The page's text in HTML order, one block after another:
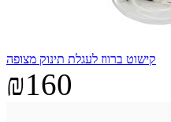
קישוט ברווז לעגלת תינוק מצופה
₪160